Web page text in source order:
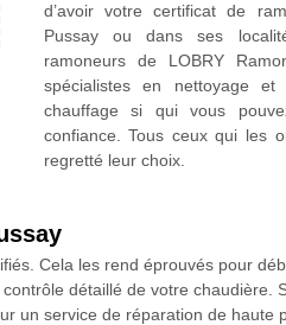
d’avoir votre certificat de
Pussay ou dans ses
ramoneurs de LOBRY
spécialistes en nettoyage et
chauffage si qui vous
confiance. Tous ceux qui les
regretté leur choix.
Cela les rend éprouvés pour
détaillé de votre chaudière.
un service de réparation de haute